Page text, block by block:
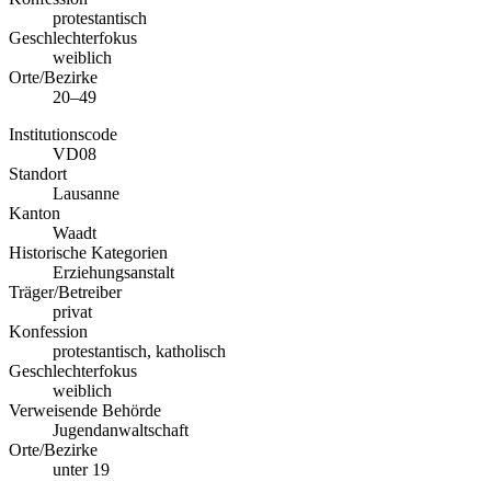
protestantisch
Geschlechterfokus
weiblich
Orte/Bezirke
20–49
Institutionscode
VD08
Standort
Lausanne
Kanton
Waadt
Historische Kategorien
Erziehungsanstalt
Träger/Betreiber
privat
Konfession
protestantisch, katholisch
Geschlechterfokus
weiblich
Verweisende Behörde
Jugendanwaltschaft
Orte/Bezirke
unter 19